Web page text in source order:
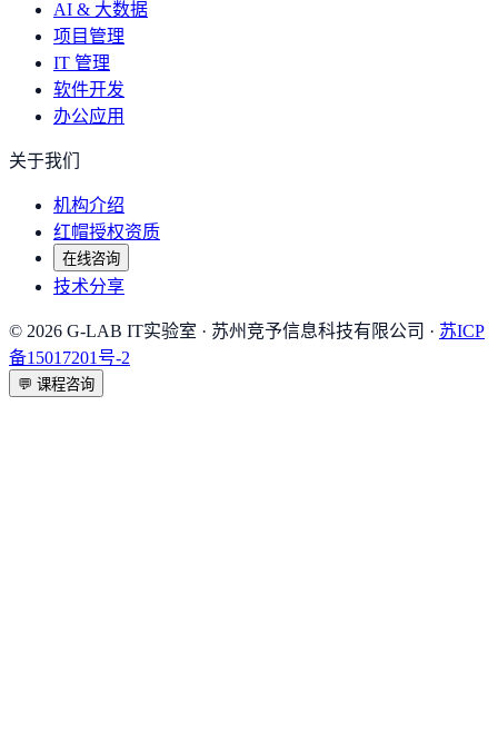
AI & 大数据
项目管理
IT 管理
软件开发
办公应用
关于我们
机构介绍
红帽授权资质
在线咨询
技术分享
© 2026 G-LAB IT实验室 · 苏州竞予信息科技有限公司 · 苏ICP
备15017201号-2
💬 课程咨询